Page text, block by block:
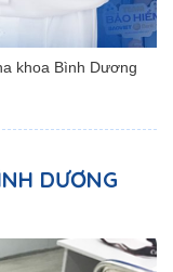
khoa Bình Dương
DƯƠNG